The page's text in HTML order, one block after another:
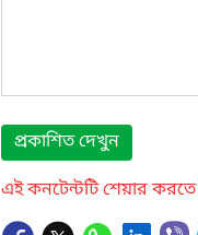
প্রকাশিত দেখুন
এই কনটেন্টটি শেয়ার